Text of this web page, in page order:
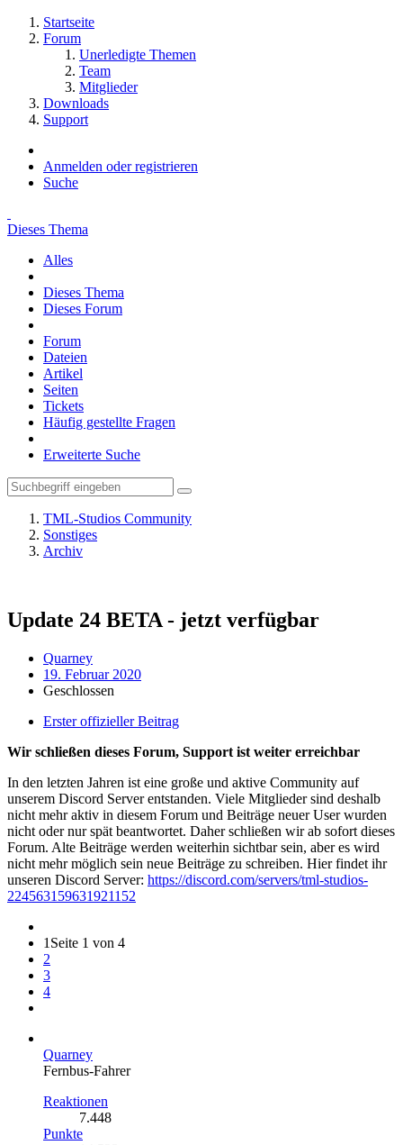
Startseite
Forum
Unerledigte Themen
Team
Mitglieder
Downloads
Support
Anmelden oder registrieren
Suche
Dieses Thema
Alles
Dieses Thema
Dieses Forum
Forum
Dateien
Artikel
Seiten
Tickets
Häufig gestellte Fragen
Erweiterte Suche
TML-Studios Community
Sonstiges
Archiv
Update 24 BETA - jetzt verfügbar
Quarney
19. Februar 2020
Geschlossen
Erster offizieller Beitrag
Wir schließen dieses Forum, Support ist weiter erreichbar
In den letzten Jahren ist eine große und aktive Community auf
unserem Discord Server entstanden. Viele Mitglieder sind deshalb
nicht mehr aktiv in diesem Forum und Beiträge neuer User wurden
nicht oder nur spät beantwortet. Daher schließen wir ab sofort dieses
Forum. Alte Beiträge werden weiterhin sichtbar sein, aber es wird
nicht mehr möglich sein neue Beiträge zu schreiben. Hier findet ihr
unseren Discord Server: https://discord.com/servers/tml-studios-
224563159631921152
1 Seite 1 von 4
2
3
4
Quarney
Fernbus-Fahrer
Reaktionen
7.448
Punkte